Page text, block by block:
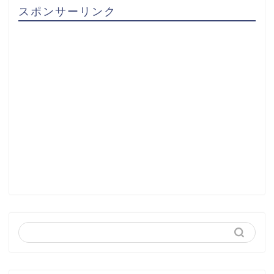
スポンサーリンク